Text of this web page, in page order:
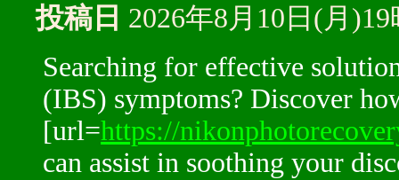
投稿日 2026年8月10日(月
Searching for effective
(IBS) symptoms? Discover
[url=https://
can assist in soothing your